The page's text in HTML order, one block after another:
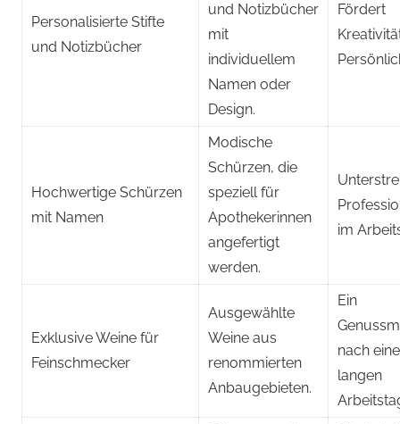
Personalisierte Stifte
und Notizbücher
und Notizbücher
mit
individuellem
Namen oder
Design.
Fördert
Hochwertige Schürzen
mit Namen
Modische
Schürzen, die
speziell für
Apothekerinnen
angefertigt
werden.
im
Exklusive Weine für
Feinschmecker
Ausgewählte
Weine aus
renommierten
Anbaugebieten.
Ein
nach
langen